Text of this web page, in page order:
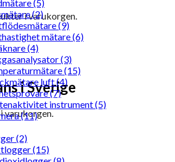
i varukorgen.
i Sverige
varukorgen.
(5)
(2)
(9)
mätare (6)
(4)
(3)
(15)
luft (4)
(7)
instrument (5)
(11)
(2)
(15)